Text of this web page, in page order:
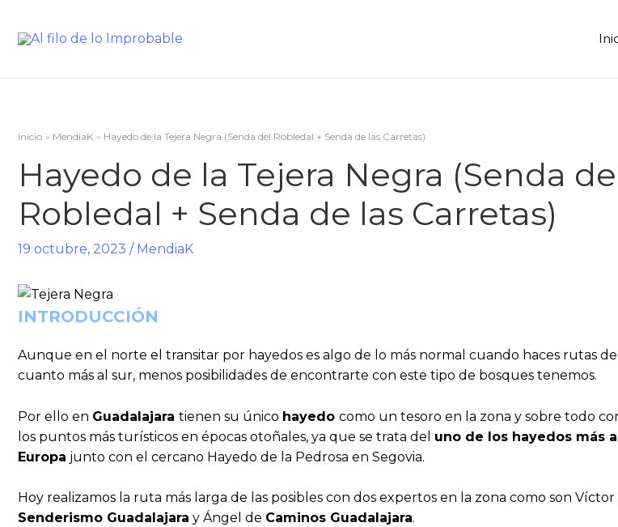
Inicio MendiaK Hayedo de la Tejera Negra (Senda del Robledal + Senda de las Carretas)
Hayedo de la Tejera Negra (Senda
Robledal + Senda de las Carretas)
19 octubre, 2023 / MendiaK
INTRODUCCIÓN
Aunque en el norte el transitar por hayedos es algo de lo más normal cuando haces rutas
cuanto más al sur, menos posibilidades de encontrarte con este tipo de bosques tenemos.
Por ello en Guadalajara tienen su único hayedo como un tesoro en la zona y sobre todo
los puntos más turísticos en épocas otoñales, ya que se trata del uno de los hayedos más
Europa junto con el cercano Hayedo de la Pedrosa en Segovia.
Hoy realizamos la ruta más larga de las posibles con dos expertos en la zona como son Víctor
Senderismo Guadalajara y Ángel de Caminos Guadalajara.